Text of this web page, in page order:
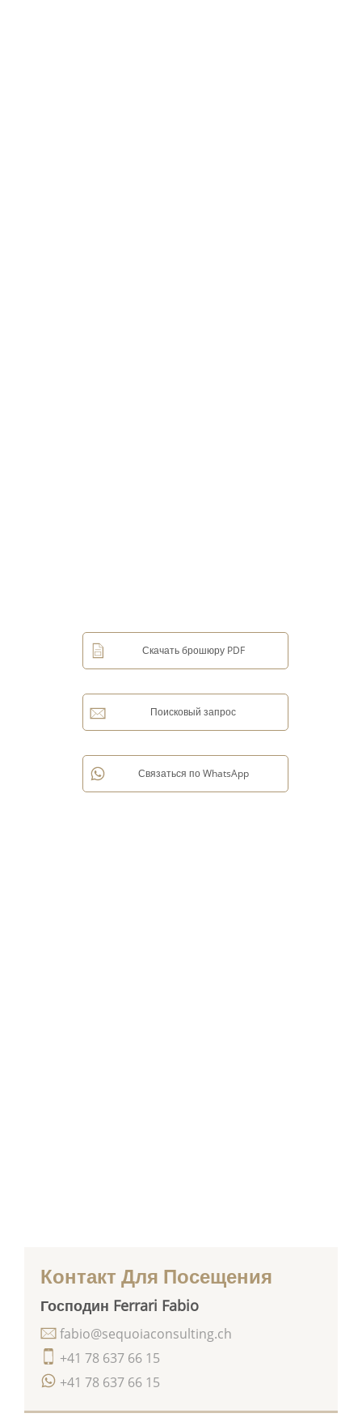
Контакт Для Посещения
Господин Ferrari Fabio
+41 78 637 66 15
+41 78 637 66 15
fabio@sequoiaconsulting.ch
Скачать брошюру PDF
Поисковый запрос
Связаться по WhatsApp